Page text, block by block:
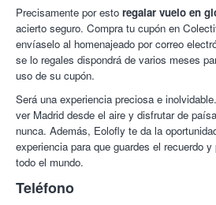
EoloFLY.Empresa especializada en
Segovia, Madrid, Aranjuez, Ávila y
profesionales cualificados que se
mejor experiencia mientras sobrevuelas
Conoce la experiencia de volar con
Precisamente por esto regalar vuelo en
acierto seguro. Compra tu cupón en
envíaselo al homenajeado por correo
se lo regales dispondrá de varios meses
uso de su cupón.
Será una experiencia preciosa e
ver Madrid desde el aire y disfrutar de
nunca. Además, Eolofly te da la
experiencia para que guardes el recuerdo
todo el mundo.
Teléfono